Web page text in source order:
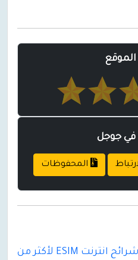
الموقع
في جوجل
المحفوظات
يلو سيم Yellowsim | شرائح انترنت ESIM لأكثر من